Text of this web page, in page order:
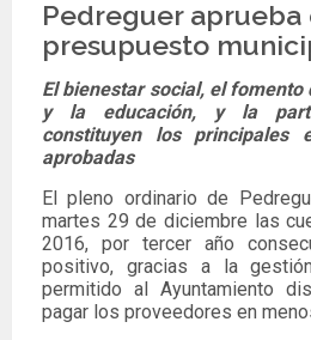
Pedreguer aprueba
presupuesto
El bienestar social, el
y la educación, y la
constituyen los principales
aprobadas
El pleno ordinario de
martes 29 de diciembre las
2016, por tercer año
positivo, gracias a la
permitido al Ayuntamiento
pagar los proveedores en